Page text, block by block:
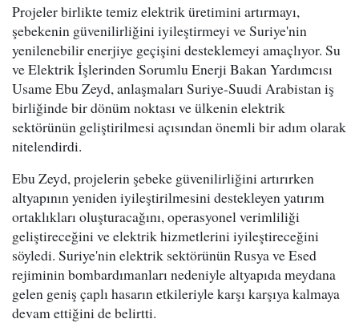
Projeler birlikte temiz elektrik üretimini artırmayı,
şebekenin güvenilirliğini iyileştirmeyi ve Suriye'nin
yenilenebilir enerjiye geçişini desteklemeyi amaçlıyor. Su
ve Elektrik İşlerinden Sorumlu Enerji Bakan Yardımcısı
Usame Ebu Zeyd, anlaşmaları Suriye-Suudi Arabistan iş
birliğinde bir dönüm noktası ve ülkenin elektrik
sektörünün geliştirilmesi açısından önemli bir adım olarak
nitelendirdi.
Ebu Zeyd, projelerin şebeke güvenilirliğini artırırken
altyapının yeniden iyileştirilmesini destekleyen yatırım
ortaklıkları oluşturacağını, operasyonel verimliliği
geliştireceğini ve elektrik hizmetlerini iyileştireceğini
söyledi. Suriye'nin elektrik sektörünün Rusya ve Esed
rejiminin bombardımanları nedeniyle altyapıda meydana
gelen geniş çaplı hasarın etkileriyle karşı karşıya kalmaya
devam ettiğini de belirtti.